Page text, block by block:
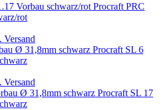
Procraft PRC
rot
Procraft SL 6
Procraft SL 17